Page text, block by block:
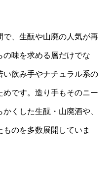
で、生酛や山廃の人気が再
の味を求める層だけでな
い飲み手やナチュラル系の
です。造り手もそのニー
くした生酛・山廃酒や、
のを多数展開していま